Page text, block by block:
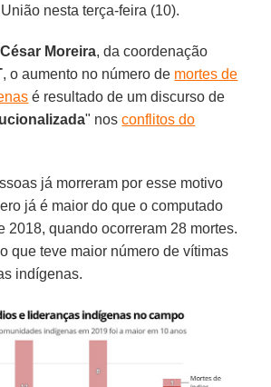
nesta terça-feira (10).
Moreira, da coordenação
, o aumento no número de mortes de
é resultado de um discurso de
" nosconflitos do
já morreram por esse motivo
já é maior do que o computado
2018, quando ocorreram 28 mortes.
que teve maior número de vítimas
indígenas.